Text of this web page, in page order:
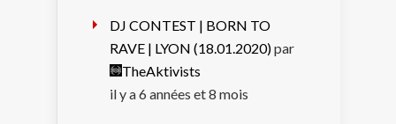
DJ CONTEST | BORN TO
RAVE | LYON (18.01.2020)par
TheAktivists
il y a 6 années et 8 mois